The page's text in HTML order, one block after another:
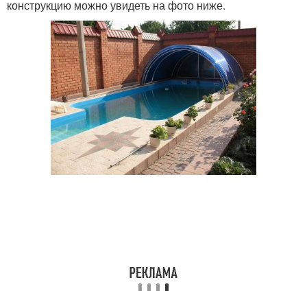
конструкцию можно увидеть на фото ниже.